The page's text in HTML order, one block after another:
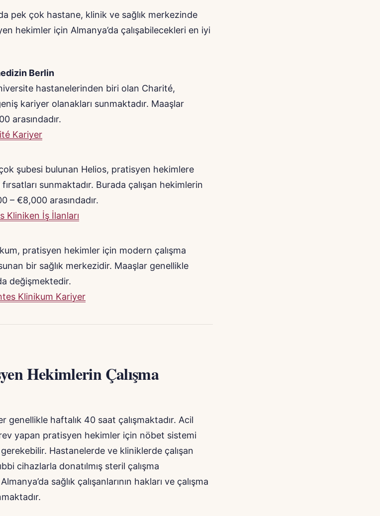
pek çok hastane, klinik ve sağlık merkezinde
hekimler için Almanya’da çalışabilecekleri en iyi
Berlin
hastanelerinden biri olan Charité,
kariyer olanakları sunmaktadır. Maaşlar
arasındadır.
Kariyer
şubesi bulunan Helios, pratisyen hekimlere
sunmaktadır. Burada çalışan hekimlerin
– €8,000 arasındadır.
Kliniken İş İlanları
pratisyen hekimler için modern çalışma
bir sağlık merkezidir. Maaşlar genellikle
değişmektedir.
Klinikum Kariyer
Hekimlerin Çalışma
genellikle haftalık 40 saat çalışmaktadır. Acil
yapan pratisyen hekimler için nöbet sistemi
Hastanelerde ve kliniklerde çalışan
cihazlarla donatılmış steril çalışma
sağlık çalışanlarının hakları ve çalışma